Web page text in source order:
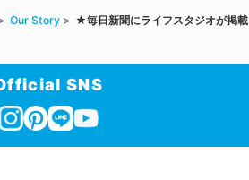
Our Story
★毎日新聞にライフスタジオが掲載
SNS